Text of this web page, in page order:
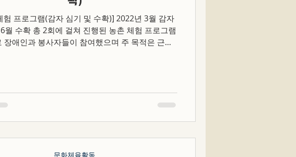
험 프로그램(감자 심기 및 수확)] 2022년 3월 감자
월 수확 총 2회에 걸쳐 진행된 농촌 체험 프로그램
장애인과 봉사자들이 참여했으며 주 목적은 근로
문화체육활동